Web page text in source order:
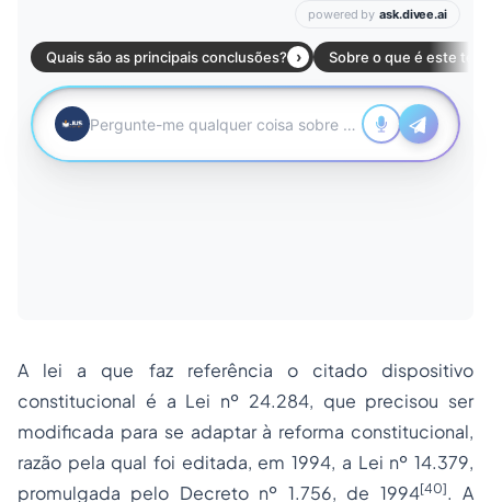
A lei a que faz referência o citado dispositivo
constitucional é a Lei nº 24.284, que precisou ser
modificada para se adaptar à reforma constitucional,
razão pela qual foi editada, em 1994, a Lei nº 14.379,
promulgada pelo Decreto nº 1.756, de 1994[40]. A